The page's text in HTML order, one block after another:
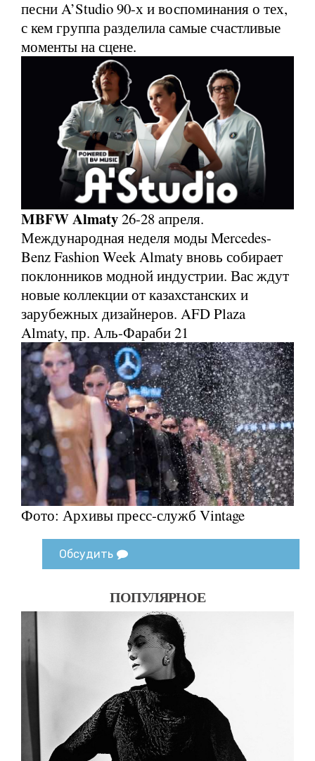
песни A’Studio 90-х и воспоминания о тех,
с кем группа разделила самые счастливые
моменты на сцене.
MBFW Almaty26-28 апреля.
Международная неделя моды Mercedes-
Benz Fashion Week Almaty вновь собирает
поклонников модной индустрии. Вас ждут
новые коллекции от казахстанских и
зарубежных дизайнеров. AFD Plaza
Almaty, пр. Аль-Фараби 21
Фото: Архивы пресс-служб Vintage
Обсудить
ПОПУЛЯРНОЕ